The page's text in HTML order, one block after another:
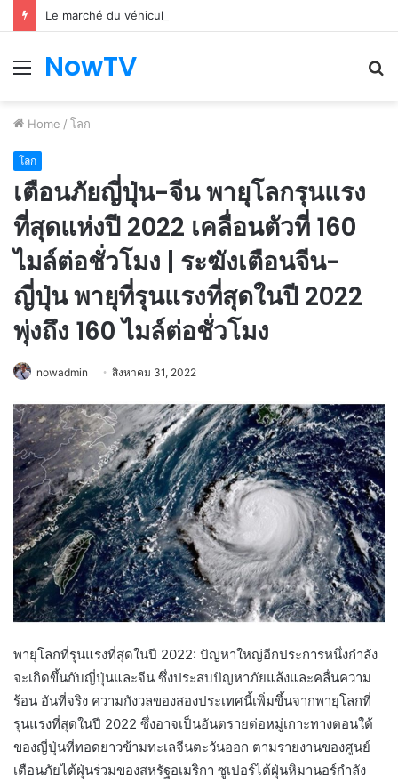
Le marché du véhicule d’occasion en plein essor
Menu
NowTV
Home / โลก
โลก
เตือนภัยญี่ปุ่น-จีน พายุโลกรุนแรง
ที่สุดแห่งปี 2022 เคลื่อนตัวที่ 160
ไมล์ต่อชั่วโมง | ระฆังเตือนจีน-
ญี่ปุ่น พายุที่รุนแรงที่สุดในปี 2022
พุ่งถึง 160 ไมล์ต่อชั่วโมง
nowadmin สิงหาคม 31, 2022
พายุโลกที่รุนแรงที่สุดในปี 2022: ปัญหาใหญ่อีกประการหนึ่งกำลัง
จะเกิดขึ้นกับญี่ปุ่นและจีน ซึ่งประสบปัญหาภัยแล้งและคลื่นความ
ร้อน อันที่จริง ความกังวลของสองประเทศนี้เพิ่มขึ้นจากพายุโลกที่
รุนแรงที่สุดในปี 2022 ซึ่งอาจเป็นอันตรายต่อหมู่เกาะทางตอนใต้
ของญี่ปุ่นที่ทอดยาวข้ามทะเลจีนตะวันออก ตามรายงานของศูนย์
เตือนภัยไต้ฝุ่นร่วมของสหรัฐอเมริกา ซูเปอร์ไต้ฝุ่นหิมานอร์กำลัง